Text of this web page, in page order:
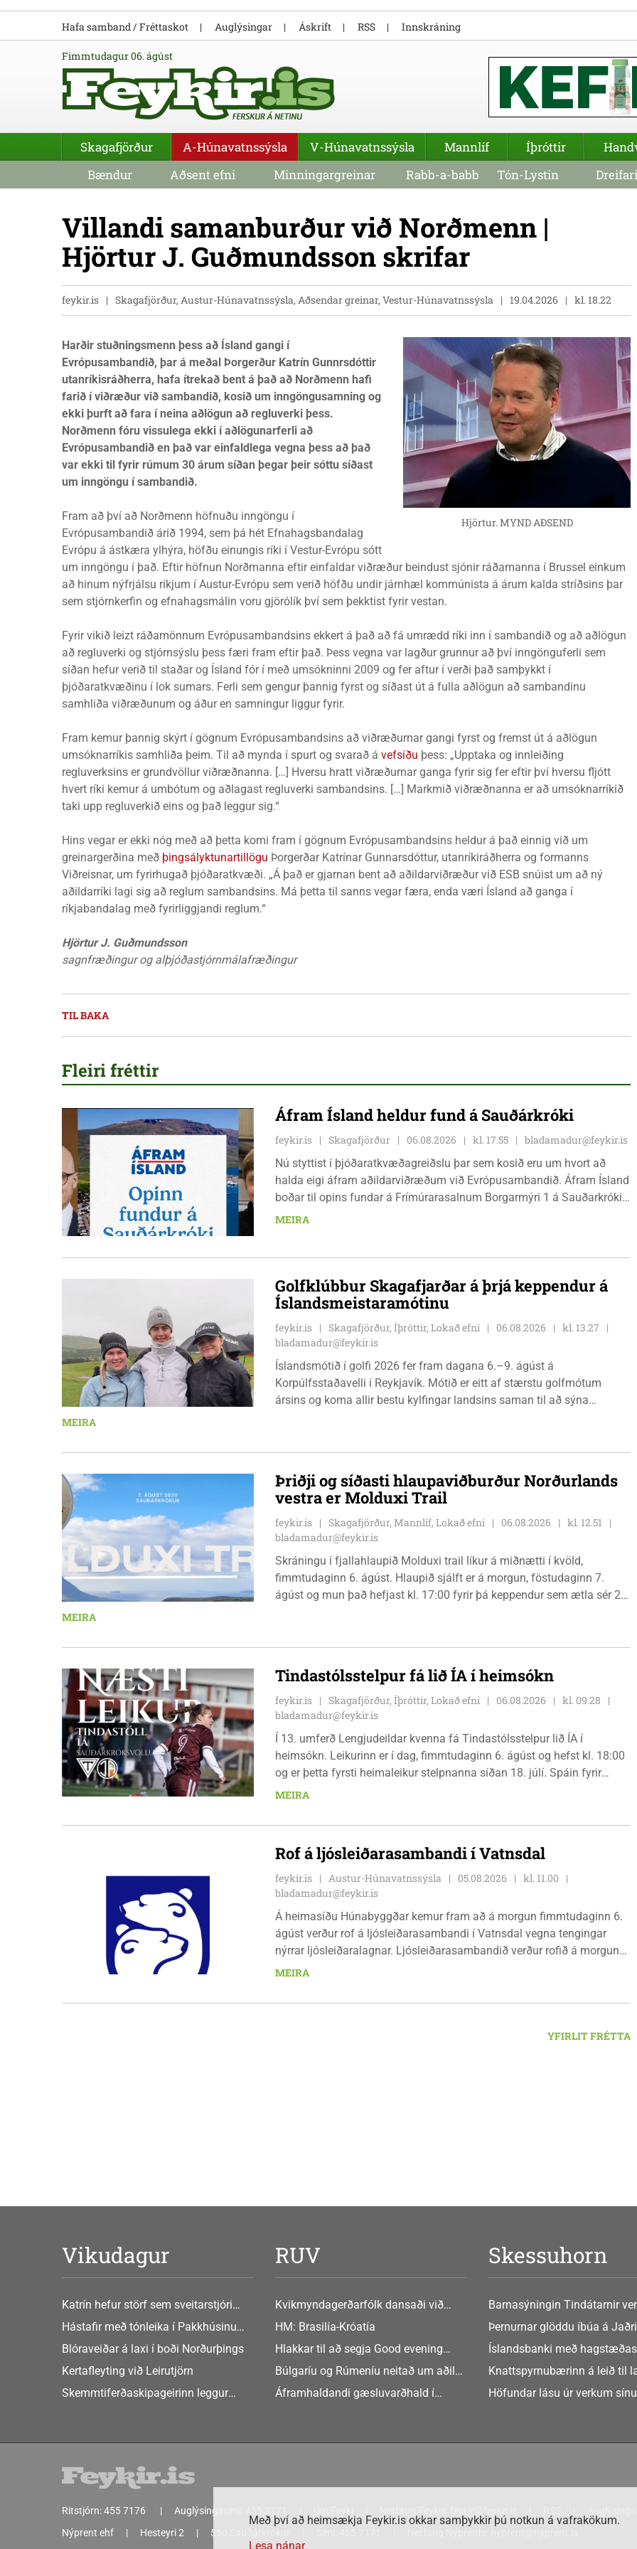
fimmtudagur 06. ágúst
Villandi samanburður við Norðmenn |
Hjörtur J. Guðmundsson skrifar
feykir.is Skagafjörður, Austur-Húnavatnssýsla, Aðsendar greinar, Vestur-Húnavatnssýsla 19.04.2026 kl. 18.22
Hjörtur. MYND AÐSEND
Harðir stuðningsmenn þess að Ísland gangi í
Evrópusambandið, þar á meðal Þorgerður Katrín Gunnrsdóttir
utanríkisráðherra, hafa ítrekað bent á það að Norðmenn hafi
farið í viðræður við sambandið, kosið um inngöngusamning og
ekki þurft að fara í neina aðlögun að regluverki þess.
Norðmenn fóru vissulega ekki í aðlögunarferli að
Evrópusambandið en það var einfaldlega vegna þess að það
var ekki til fyrir rúmum 30 árum síðan þegar þeir sóttu síðast
um inngöngu í sambandið.
Fram að því að Norðmenn höfnuðu inngöngu í
Evrópusambandið árið 1994, sem þá hét Efnahagsbandalag
Evrópu á ástkæra ylhýra, höfðu einungis ríki í Vestur-Evrópu sótt
um inngöngu í það. Eftir höfnun Norðmanna eftir einfaldar viðræður beindust sjónir ráðamanna í Brussel einkum
að hinum nýfrjálsu ríkjum í Austur-Evrópu sem verið höfðu undir járnhæl kommúnista á árum kalda stríðsins þar
sem stjórnkerfin og efnahagsmálin voru gjörólík því sem þekktist fyrir vestan.
Fyrir vikið leizt ráðamönnum Evrópusambandsins ekkert á það að fá umrædd ríki inn í sambandið og að aðlögun
að regluverki og stjórnsýslu þess færi fram eftir það. Þess vegna var lagður grunnur að því inngönguferli sem
síðan hefur verið til staðar og Ísland fór í með umsókninni 2009 og fer aftur í verði það samþykkt í
þjóðaratkvæðinu í lok sumars. Ferli sem gengur þannig fyrst og síðast út á fulla aðlögun að sambandinu
samhliða viðræðunum og áður en samningur liggur fyrir.
Fram kemur þannig skýrt í gögnum Evrópusambandsins að viðræðurnar gangi fyrst og fremst út á aðlögun
umsóknarríkis samhliða þeim. Til að mynda í spurt og svarað á vefsíðu þess: „Upptaka og innleiðing
regluverksins er grundvöllur viðræðnanna. […] Hversu hratt viðræðurnar ganga fyrir sig fer eftir því hversu fljótt
hvert ríki kemur á umbótum og aðlagast regluverki sambandsins. […] Markmið viðræðnanna er að umsóknarríkið
taki upp regluverkið eins og það leggur sig.“
Hins vegar er ekki nóg með að þetta komi fram í gögnum Evrópusambandsins heldur á það einnig við um
greinargerðina með þingsályktunartillögu Þorgerðar Katrínar Gunnarsdóttur, utanríkiráðherra og formanns
Viðreisnar, um fyrirhugað þjóðaratkvæði. „Á það er gjarnan bent að aðildarviðræður við ESB snúist um að ný
aðildarríki lagi sig að reglum sambandsins. Má þetta til sanns vegar færa, enda væri Ísland að ganga í
ríkjabandalag með fyrirliggjandi reglum.“
Hjörtur J. Guðmundsson
sagnfræðingur og alþjóðastjórnmálafræðingur
TIL BAKA
Fleiri fréttir
Áfram Ísland heldur fund á Sauðárkróki
feykir.is Skagafjörður 06.08.2026 kl. 17.55
bladamadur@feykir.is
Nú styttist í þjóðaratkvæðagreiðslu þar sem kosið eru um hvort að
halda eigi áfram aðildarviðræðum við Evrópusambandið. Áfram Ísland
boðar til opins fundar á Frímúrarasalnum Borgarmýri 1 á Sauðarkróki,
laugardaginn 8. ágúst kl. 17:30. Fundurinn er öllum opinn en skráning
MEIRA
Golfklúbbur Skagafjarðar á þrjá keppendur á
Íslandsmeistaramótinu
feykir.is Skagafjörður, Íþróttir, Lokað efni 06.08.2026
kl. 13.27
bladamadur@feykir.is
Íslandsmótið í golfi 2026 fer fram dagana 6.–9. ágúst á
Korpúlfsstaðavelli í Reykjavík. Mótið er eitt af stærstu golfmótum
ársins og koma allir bestu kylfingar landsins saman til að sýna
nýkrýndur klúbbmeistari GSS, og Unu Karen Guðmundsdóttur.
MEIRA
Þriðji og síðasti hlaupaviðburður Norðurlands
vestra er Molduxi Trail
feykir.is Skagafjörður, Mannlíf, Lokað efni 06.08.2026
kl. 12.51
bladamadur@feykir.is
Skráningu í fjallahlaupið Molduxi trail líkur á miðnætti í kvöld,
fimmtudaginn 6. ágúst. Hlaupið sjálft er á morgun, föstudaginn 7.
ágúst og mun það hefjast kl. 17:00 fyrir þá keppendur sem ætla sér 20
bæjarbúar og aðrir gestir eru hvött til þess að kíkja við og styðja
MEIRA
Tindastólsstelpur fá lið ÍA í heimsókn
feykir.is Skagafjörður, Íþróttir, Lokað efni 06.08.2026
kl. 09.28
bladamadur@feykir.is
Í 13. umferð Lengjudeildar kvenna fá Tindastólsstelpur lið ÍA í
heimsókn. Leikurinn er í dag, fimmtudaginn 6. ágúst og hefst kl. 18:00
og er þetta fyrsti heimaleikur stelpnanna síðan 18. júlí. Spáin fyrir
leikinn er fín, lítil háttar rigning og tíu gráðu hiti, þannig að það er um
MEIRA
Rof á ljósleiðarasambandi í Vatnsdal
feykir.is Austur-Húnavatnssýsla 05.08.2026
kl. 11.00
bladamadur@feykir.is
Á heimasíðu Húnabyggðar kemur fram að á morgun fimmtudaginn 6.
ágúst verður rof á ljósleiðarasambandi í Vatnsdal vegna tengingar
nýrrar ljósleiðaralagnar. Ljósleiðarasambandið verður rofið á morgun
fimmtudag klukkan 9:00 í vestanverðum Vatnsdal.
MEIRA
YFIRLIT FRÉTTA
Hafa samband / Fréttaskot Auglýsingar Áskrift RSS Innskráning
Skagafjörður A-Húnavatnssýsla V-Húnavatnssýsla Mannlíf Íþróttir
Bændur
Aðsent efni Minningargreinar Rabb-a-babb Tón-Lystin
Vikudagur
Katrín hefur störf sem sveitarstjóri
Þingeyjarsveitar
Hástafir með tónleika í Pakkhúsinu
Hafnarstræti 19
Blóraveiðar á laxi í boði Norðurþings
Kertafleyting við Leirutjörn
Skemmtiferðaskipageirinn leggur
RUV
Kvikmyndagerðarfólk dansaði við
GusGus
HM: Brasilía-Króatía
Hlakkar til að segja Good evening
Europe
Búlgaríu og Rúmeníu neitað um aðild
að Schengen
Áframhaldandi gæsluvarðhald í
Skessuhorn
Barnasýningin Tindátarnir
Bókasafni Akraness í dag ?
eftir Soffíu Björg
Þernurnar glöddu íbúa á Jaðri
Íslandsbanki með
tilboðið
Knattspyrnubærinn á leið til
Höfundar lásu úr verkum
Ritstjórn:455 7176 Auglýsingasími:
Nýprent ehf
Hesteyri 2 550 Sauðárkrókur
Með því að heimsækja Feykir.is okkar samþykkir þú notkun á vafrakökum.
Lesa nánar